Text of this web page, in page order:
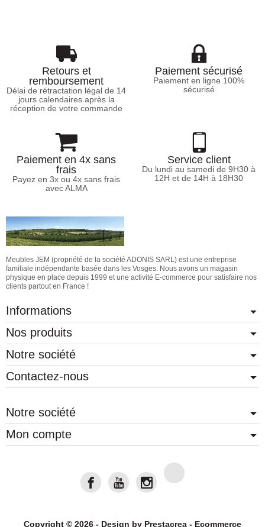
Retours et
remboursement
Délai de rétractation légal de 14
jours calendaires après la
réception de votre commande
Paiement sécurisé
Paiement en ligne 100%
sécurisé
Paiement en 4x sans
frais
Payez en 3x ou 4x sans frais
avec ALMA
Service client
Du lundi au samedi de 9H30 à
12H et de 14H à 18H30
Meubles JEM (propriété de la société ADONIS SARL) est une entreprise
familiale indépendante basée dans les Vosges. Nous avons un magasin
physique en place depuis 1999 et une activité E-commerce pour satisfaire nos
clients partout en France !
Informations
Nos produits
Notre société
Contactez-nous
Notre société
Mon compte
Copyright © 2026 - Design by Prestacrea - Ecommerce